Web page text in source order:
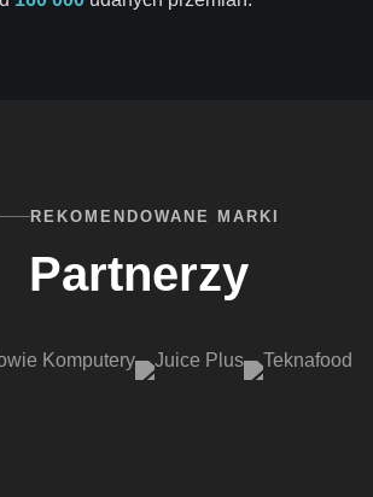
REKOMENDOWANE MARKI
Partnerzy